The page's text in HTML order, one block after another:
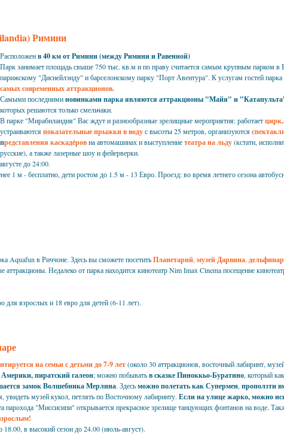
Римини
Расположенв 40 км от Римини (между Римини и Равенной)
Парк занимает площадь свыше 750 тыс. кв.м и по праву считается самым крупным парком в
парижскому "Диснейлэнду" и барселонскому парку "Порт Авентура". К услугам гостей
самых современных аттракционов.
Самыми последниминовинками парка являются аттракционы "Майя" и
которых решаются только смельчаки.
В парке "Мирабиландия" Вас ждут и разнообразные зрелищные мероприятия: работает
устраиваютсяпоказательные прыжки в водус высоты 25 метров, организуются
представления каскадёровна автомашинах и выступлениетеатра на льду(кстати,
русские), а также лазерные шоу и фейерверки.
до 24:00.
1 м - бесплатно, дети ростом до 1.5 м - 13 Евро. Проезд: во время летнего сезона
Aquafun в Риччоне. Здесь вы сможете посетитьПланетарий, музей Дарвина,
аттракционы. Недалеко от парка находится кинотеатр Nim Imax Cinema посещение
для взрослых и 18 евро для детей (6-11 лет).
на семьи с детьми до 7-9 лет(около 30 аттракционов, восточный лабиринт,
пиратский галеон; можно побыватьв сказке Пиноккьо-Буратино, который
замок Волшебника Мерлина. Здесьможно полетать как Супермен, проползти
музей кукол, петлять по Восточному лабиринту. Если на улице жарко, можно
парохода "Миссисипи" открывается прекрасное зрелище танцующих фонтанов на воде.
18.00, в высокий сезон до 24.00 (июль-август).